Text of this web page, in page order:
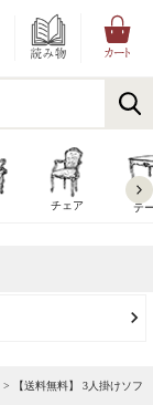
チェア テ
> 【送料無料】 3人掛けソフ